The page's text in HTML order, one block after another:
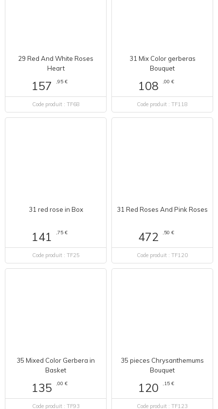
29 Red And White Roses
Heart
157 ,95 €
Code produit : TF68
31 Mix Color gerberas
Bouquet
108 ,00 €
Code produit : TF118
31 red rose in Box
141 ,75 €
Code produit : TF25
31 Red Roses And Pink Roses
472 ,50 €
Code produit : TF120
35 Mixed Color Gerbera in
Basket
135 ,00 €
Code produit : TF93
35 pieces Chrysanthemums
Bouquet
120 ,15 €
Code produit : TF123